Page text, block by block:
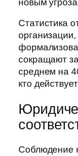
Статистика
сокращают
среднем на
кто
Соблюдение